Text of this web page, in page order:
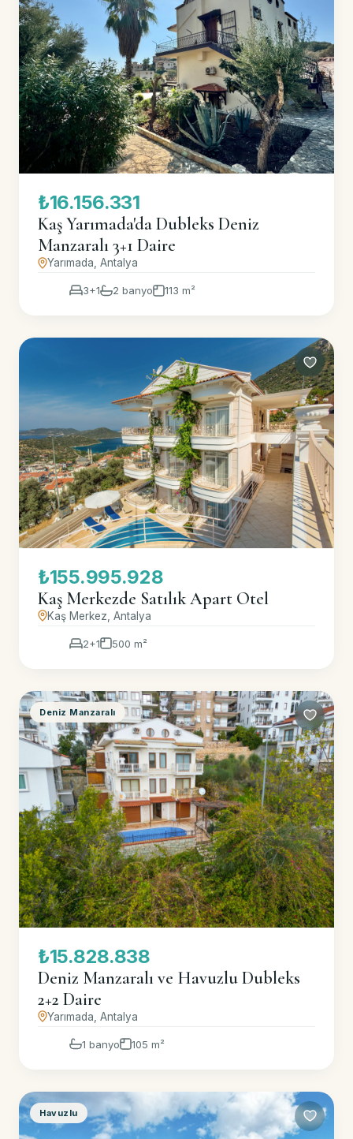
₺16.156.331
Kaş Yarımada'da Dubleks Deniz
Manzaralı 3+1 Daire
Yarımada, Antalya
3+1 2 banyo 113 m²
₺155.995.928
Kaş Merkezde Satılık Apart Otel
Kaş Merkez, Antalya
2+1 500 m²
Deniz Manzaralı
₺15.828.838
Deniz Manzaralı ve Havuzlu Dubleks
2+2 Daire
Yarımada, Antalya
1 banyo 105 m²
Havuzlu